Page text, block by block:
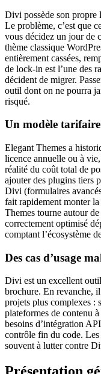
Divi possède son propre
Le problème, c’est que
vous décidez un jour de
thème classique
entièrement cassées,
de lock-in est l’une des
décident de migrer.
outil dont on ne pourra
risqué.
Un modèle
Elegant Themes a
licence annuelle ou à
réalité du coût total de
ajouter des plugins tiers
Divi (formulaires
fait rapidement monter
Themes tourne autour
correctement optimisé
comptant l’écosystème
Des cas d’usage
Divi est un excellent
brochure. En revanche,
projets plus complexes :
plateformes de contenu
besoins d’intégration
contrôle fin du code.
souvent à lutter contre